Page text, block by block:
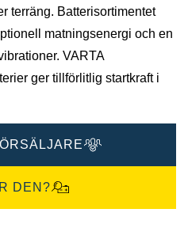
terräng. Batterisortimentet
matningsenergi och en
VARTA
ger tillförlitlig startkraft i
DEN?